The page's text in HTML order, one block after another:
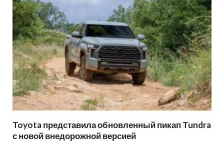
Toyota представила обновленный пикап Tundra
с новой внедорожной версией